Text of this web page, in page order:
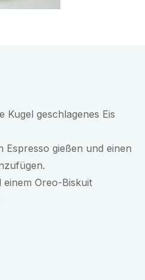
Kugel geschlagenes Eis
Espresso gießen und einen
Oreo-Biskuit